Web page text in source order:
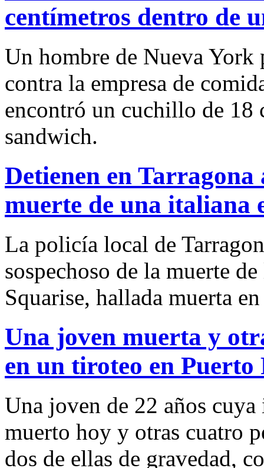
centímetros dentro de
Un hombre de Nueva York
contra la empresa de
encontró un cuchillo de 18
sandwich.
Detienen en
muerte de una italiana
La policía local de
sospechoso de la muerte
Squarise, hallada muerta
Una joven muerta y
en un tiroteo en Puerto
Una joven de 22 años
muerto hoy y otras cuatro
dos de ellas de gravedad,